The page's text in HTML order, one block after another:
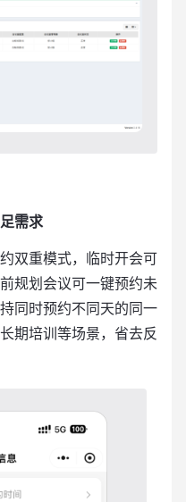
需求
双重模式，临时开会可
规划会议可一键预约未
同时预约不同天的同一
期培训等场景，省去反